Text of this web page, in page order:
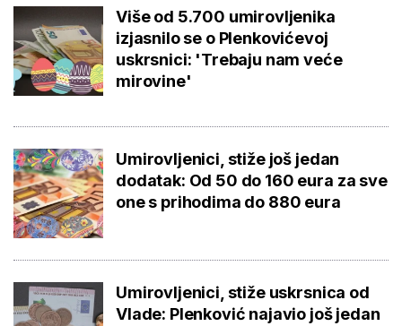
Više od 5.700 umirovljenika
izjasnilo se o Plenkovićevoj
uskrsnici: 'Trebaju nam veće
mirovine'
Umirovljenici, stiže još jedan
dodatak: Od 50 do 160 eura za sve
one s prihodima do 880 eura
Umirovljenici, stiže uskrsnica od
Vlade: Plenković najavio još jedan